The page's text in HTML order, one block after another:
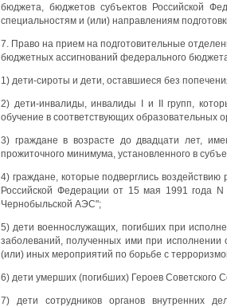
бюджета, бюджетов субъектов Российской
специальностям и (или) направлениям
7. Право на прием на подготовительные
бюджетных ассигнований федерального
1) дети-сироты и дети, оставшиеся без
2) дети-инвалиды, инвалиды I и II групп,
обучение в соответствующих образовательных
3) граждане в возрасте до двадцати лет,
прожиточного минимума, установленного в
4) граждане, которые подверглись
Российской Федерации от 15 мая 1991 года
Чернобыльской АЭС";
5) дети военнослужащих, погибших при
заболеваний, полученных ими при исполнении
(или) иных мероприятий по борьбе с
6) дети умерших (погибших) Героев Советского
7) дети сотрудников органов внутренних